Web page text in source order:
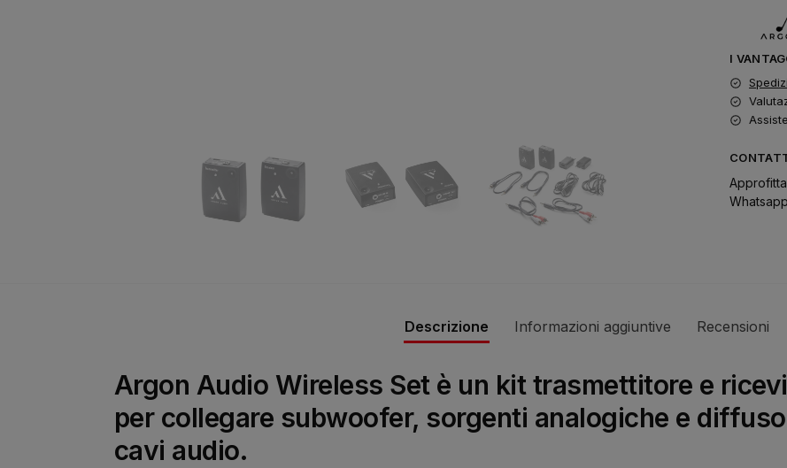
I
Descrizione Informazioni aggiuntive Recensioni
Argon Audio Wireless Set è un kit trasmettitore e
per collegare subwoofer, sorgenti analogiche e
cavi audio.